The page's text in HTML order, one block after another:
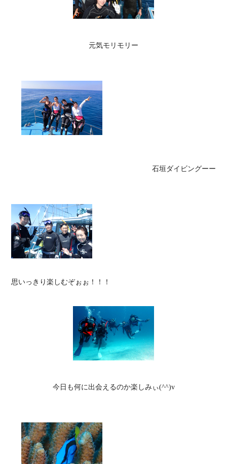
元気モリモリー
石垣ダイビングーー
思いっきり楽しむぞぉぉ！！！
今日も何に出会えるのか楽しみぃ(^^)v